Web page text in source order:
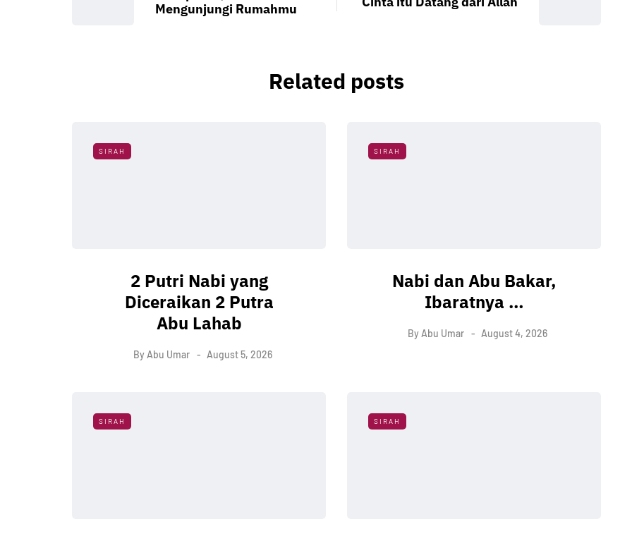
Mengunjungi Rumahmu
Related posts
SIRAH
2 Putri Nabi yang
Diceraikan 2 Putra
Abu Lahab
By Abu Umar August 5, 2026
SIRAH
Nabi dan Abu Bakar,
Ibaratnya …
By Abu Umar August 4, 2026
SIRAH SIRAH